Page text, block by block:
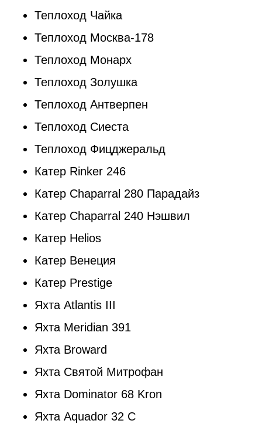
Теплоход Чайка
Теплоход Москва-178
Теплоход Монарх
Теплоход Золушка
Теплоход Антверпен
Теплоход Сиеста
Теплоход Фицджеральд
Катер Rinker 246
Катер Chaparral 280 Парадайз
Катер Chaparral 240 Нэшвил
Катер Helios
Катер Венеция
Катер Prestige
Яхта Atlantis III
Яхта Meridian 391
Яхта Broward
Яхта Святой Митрофан
Яхта Dominator 68 Kron
Яхта Aquador 32 C